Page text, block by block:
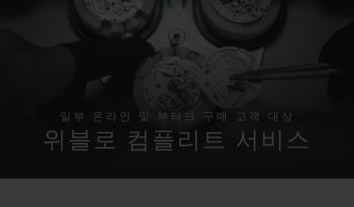
일부 온라인 및 부티크 구매 고객 대상
위블로 컴플리트 서비스